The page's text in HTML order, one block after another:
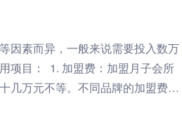
因素而异，一般来说需要投入数万
项目： 1. 加盟费：加盟月子会所
几万元不等。不同品牌的加盟费用